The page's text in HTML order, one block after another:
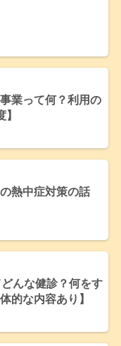
業って何？利用の
熱中症対策の話
んな健診？何をす
的な内容あり】